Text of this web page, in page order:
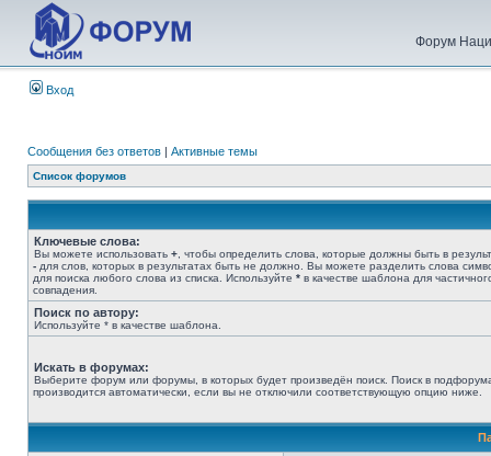
Форум
Вход
Сообщения без ответов | Активные темы
Список форумов
Ключевые слова:
Вы можете использовать + , чтобы определить слова, которые должны быть в
- для слов, которых в результатах быть не должно. Вы можете разделить слова
для поиска любого слова из списка. Используйте * в качестве шаблона для
совпадения.
Поиск по автору:
Используйте * в качестве шаблона.
Искать в форумах:
Выберите форум или форумы, в которых будет произведён поиск. Поиск в
производится автоматически, если вы не отключили соответствующую опцию ниже.